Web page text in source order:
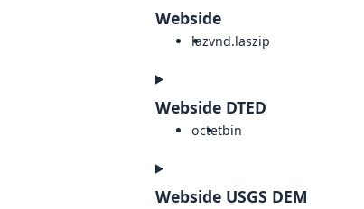
Webside
lazvnd.laszip
Webside DTED
octetbin
Webside USGS DEM